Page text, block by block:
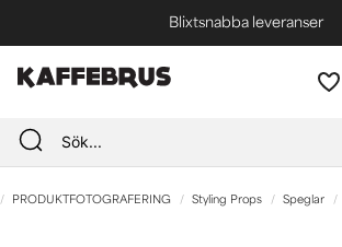
Blixtsnabba leveranser
Fri frakt vid köp över 1000 kr *
PRODUKTFOTOGRAFERING Styling Props Speglar